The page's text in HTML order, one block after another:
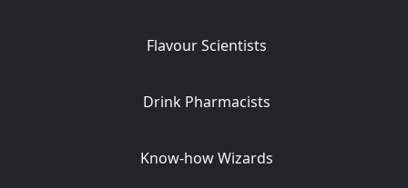
Flavour Scientists
Drink Pharmacists
Know-how Wizards